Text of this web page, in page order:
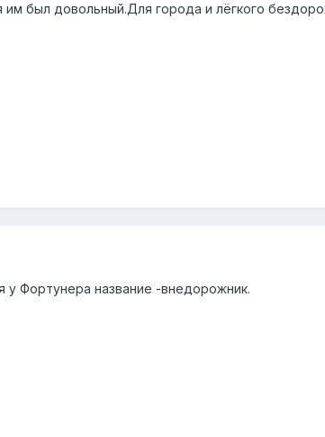
был довольный.Для города и лёгкого
Фортунера название -внедорожник.